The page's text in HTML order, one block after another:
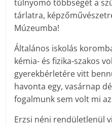
túlnyomó többségét a
tárlatra,
Múzeumba!
Általános iskolás
kémia- és fizika-szakos
gyerekbérletére vitt
havonta egy, vasárnap
fogalmunk sem volt mi
Erzsi néni rendületlenül